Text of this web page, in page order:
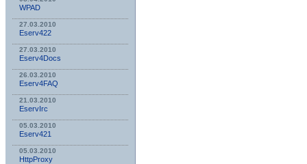
WPAD
27.03.2010
Eserv422
27.03.2010
Eserv4Docs
26.03.2010
Eserv4FAQ
21.03.2010
EservIrc
05.03.2010
Eserv421
05.03.2010
HttpProxy